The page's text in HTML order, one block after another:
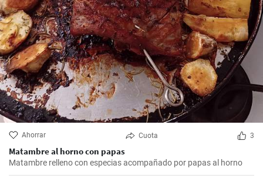
Ahorrar Cuota 3
Matambre al horno con papas
Matambre relleno con especias acompañado por papas al horno